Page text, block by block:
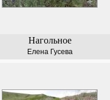
Нагольное
Елена Гусева